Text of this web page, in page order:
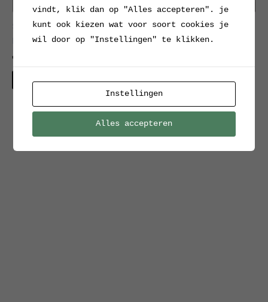
Stijlvolle lederen
hanglamp ‘League’
€
Interesse?
Schaarlamp Groen
vindt, klik dan op "Alles accepteren". je
kunt ook kiezen wat voor soort cookies je
wil door op "Instellingen" te klikken.
Instellingen
Alles accepteren